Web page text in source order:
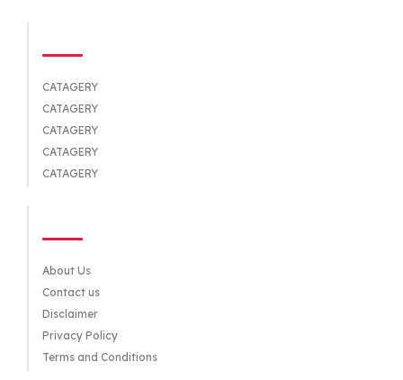
CATAGERY
CATAGERY
CATAGERY
CATAGERY
CATAGERY
About Us
Contact us
Disclaimer
Privacy Policy
Terms and Conditions